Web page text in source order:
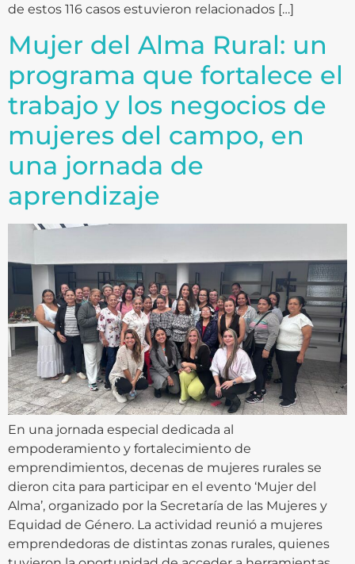
de estos 116 casos estuvieron relacionados […]
Mujer del Alma Rural: un
programa que fortalece el
trabajo y los negocios de
mujeres del campo, en
una jornada de
aprendizaje
En una jornada especial dedicada al
empoderamiento y fortalecimiento de
emprendimientos, decenas de mujeres rurales se
dieron cita para participar en el evento ‘Mujer del
Alma’, organizado por la Secretaría de las Mujeres y
Equidad de Género. La actividad reunió a mujeres
emprendedoras de distintas zonas rurales, quienes